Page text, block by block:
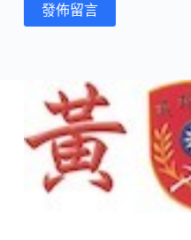
發佈留言